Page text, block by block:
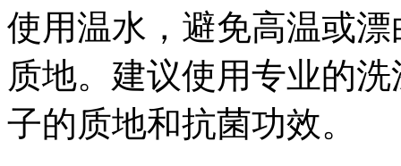
使用温水，避免高温或
质地。建议使用专业的
子的质地和抗菌功效。